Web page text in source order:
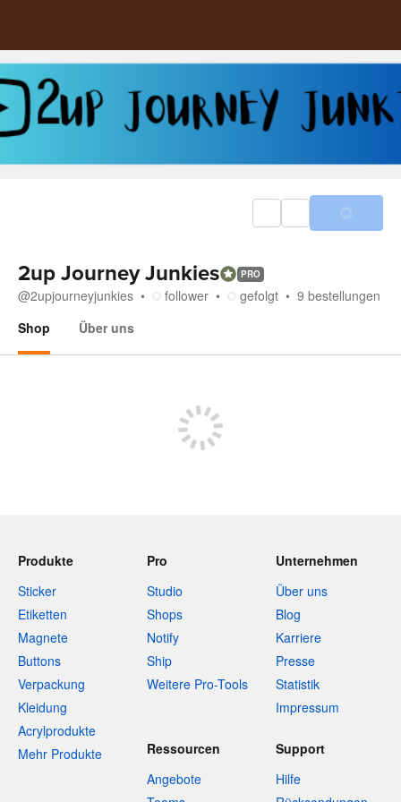
2up Journey Junkies PRO
@2upjourneyjunkies follower gefolgt 9 bestellungen
Shop
Über uns
Produkte
Sticker
Etiketten
Magnete
Buttons
Verpackung
Kleidung
Acrylprodukte
Mehr Produkte
Pro
Studio
Shops
Notify
Ship
Weitere Pro-Tools
Unternehmen
Über uns
Blog
Karriere
Presse
Statistik
Impressum
Ressourcen
Angebote
Support
Hilfe